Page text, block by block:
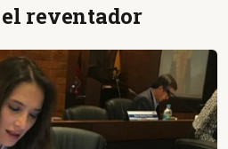
reventador
Listar destinos
Amazonia Ecuatoriana
¿En que consiste la
tasa minera que rige en
Ecuador?